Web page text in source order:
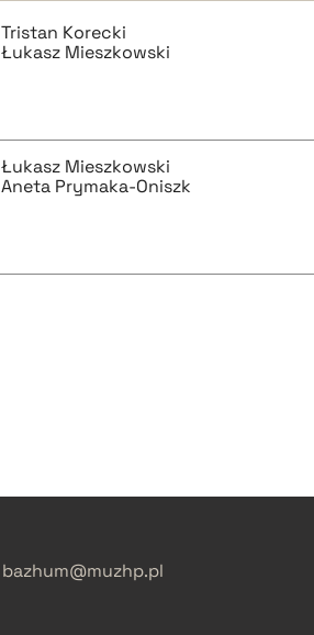
Tristan Korecki
Łukasz Mieszkowski
Łukasz Mieszkowski
Aneta Prymaka-Oniszk
bazhum@muzhp.pl